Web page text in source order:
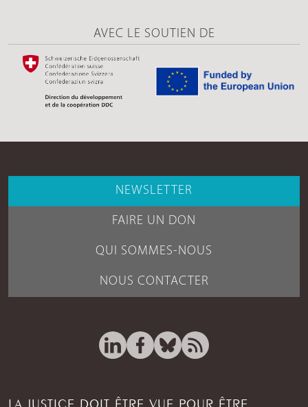
AVEC LE SOUTIEN DE
NEWSLETTER
FAIRE UN DON
QUI SOMMES-NOUS
NOUS CONTACTER
LA JUSTICE DOIT ÊTRE VUE POUR ÊTRE